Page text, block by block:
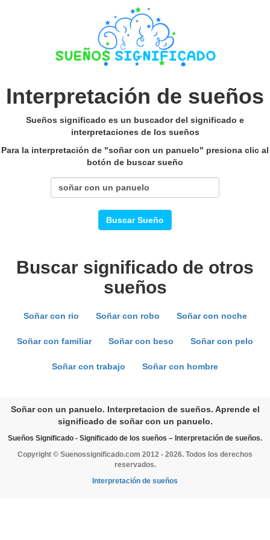
Interpretación de sueños
Sueños significado es un buscador del significado e
interpretaciones de los sueños
Para la interpretación de "soñar con un panuelo" presiona clic al
botón de buscar sueño
Buscar Sueño
Buscar significado de otros
sueños
Soñar con rio Soñar con robo Soñar con noche
Soñar con familiar Soñar con beso Soñar con pelo
Soñar con trabajo Soñar con hombre
Soñar con un panuelo. Interpretacion de sueños. Aprende el
significado de soñar con un panuelo.
Sueños Significado - Significado de los sueños – Interpretación de sueños.
Copyright © Suenossignificado.com 2012 - 2026. Todos los derechos
reservados.
Interpretación de sueños